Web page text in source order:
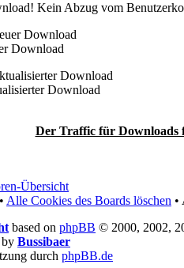
Kein Abzug vom
Download
Download
Der Traffic für Downloads
Übersicht
• Alle Cookies des Boards löschen •
based on phpBB © 2000, 2002,
by Bussibaer
durch phpBB.de